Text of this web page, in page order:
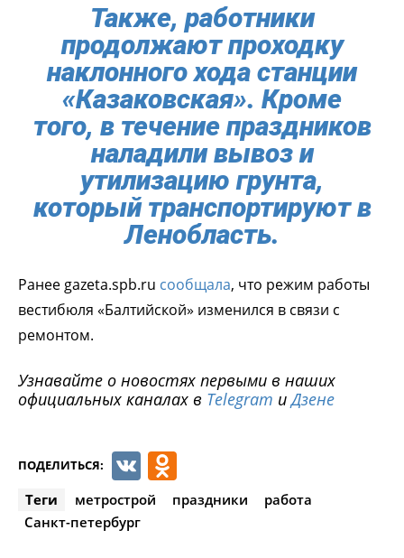
Также, работники
продолжают проходку
наклонного хода станции
«Казаковская». Кроме
того, в течение праздников
наладили вывоз и
утилизацию грунта,
который транспортируют в
Ленобласть.
Ранее gazeta.spb.ru сообщала, что режим работы
вестибюля «Балтийской» изменился в связи с
ремонтом.
Узнавайте о новостях первыми в наших
официальных каналах в Telegram иДзене
ПОДЕЛИТЬСЯ: VK
Теги метрострой праздники
работа
Санкт-петербург